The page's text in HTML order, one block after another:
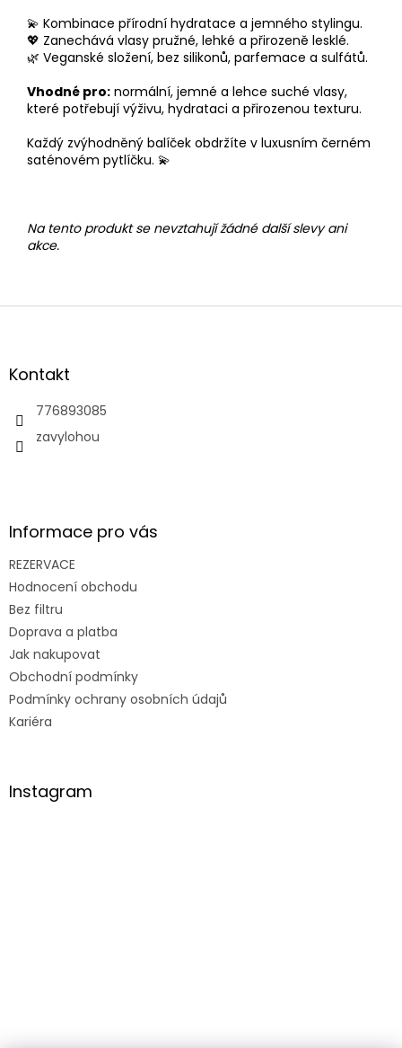
💫 Kombinace přírodní hydratace a jemného stylingu.
💖 Zanechává vlasy pružné, lehké a přirozeně lesklé.
🌿 Veganské složení, bez silikonů, parfemace a sulfátů.
Vhodné pro: normální, jemné a lehce suché vlasy,
které potřebují výživu, hydrataci a přirozenou texturu.
Každý zvýhodněný balíček obdržíte v luxusním černém
saténovém pytlíčku. 💫
Na tento produkt se nevztahují žádné další slevy ani
akce.
Z
aKontakt
776893085
zavylohou
Informace pro vás
REZERVACE
Hodnocení obchodu
Bez filtru
Doprava a platba
Jak nakupovat
Obchodní podmínky
Podmínky ochrany osobních údajů
Kariéra
Instagram